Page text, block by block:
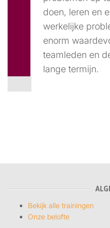
doen, leren en
werkelijke
enorm
teamleden en
lange termijn.
Bekijk alle trainingen
Onze belofte